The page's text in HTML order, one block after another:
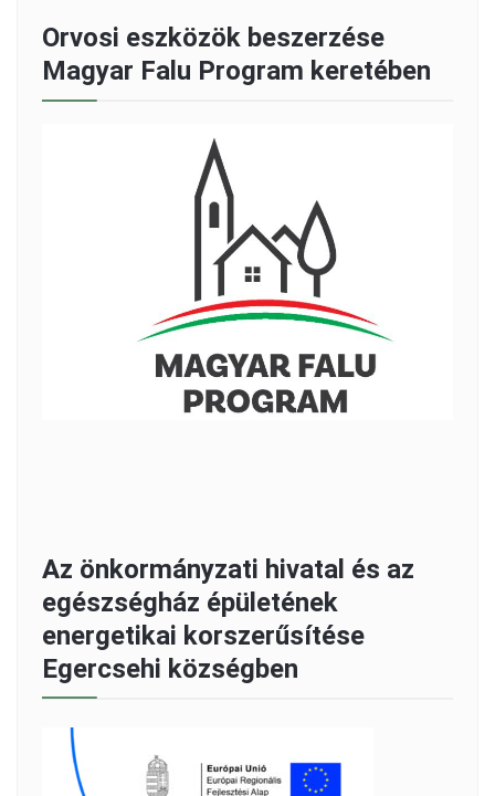
Orvosi eszközök beszerzése
Magyar Falu Program keretében
Az önkormányzati hivatal és az
egészségház épületének
energetikai korszerűsítése
Egercsehi községben